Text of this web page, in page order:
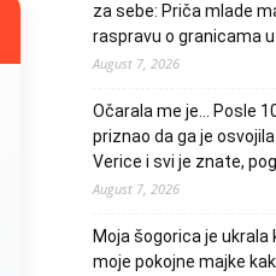
za sebe: Priča mlade
raspravu o granicama
August 7, 2026
Očarala me je… Posle
priznao da ga je osvojila
Verice i svi je znate,
August 7, 2026
Moja šogorica je
moje pokojne majke